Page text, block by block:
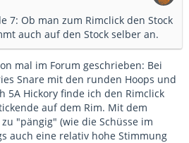
7: Ob man zum Rimclick den Stock
auch auf den Stock selber an.
mal im Forum geschrieben: Bei
Snare mit den runden Hoops und
5A Hickory finde ich den Rimclick
auf dem Rim. Mit dem
"pängig" (wie die Schüsse im
auch eine relativ hohe Stimmung